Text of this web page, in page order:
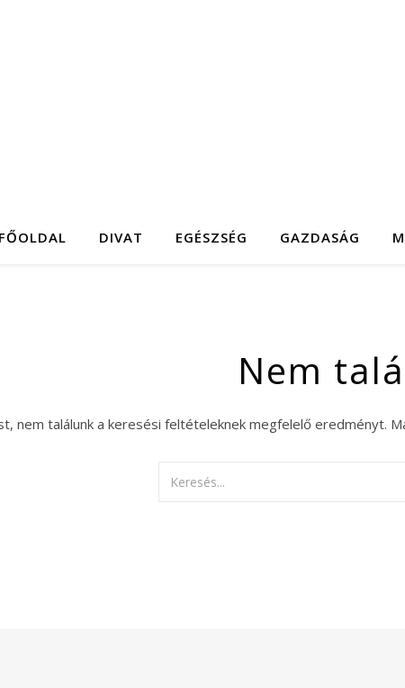
FŐOLDAL DIVAT EGÉSZSÉG GAZDASÁG
Nem
nem találunk a keresési feltételeknek megfelelő eredményt.